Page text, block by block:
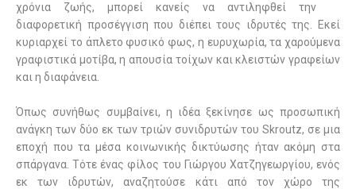
χρόνια ζωής, μπορεί κανείς να αντιληφθεί την
διαφορετική προσέγγιση που διέπει τους ιδρυτές της. Εκεί
κυριαρχεί το άπλετο φυσικό φως, η ευρυχωρία, τα χαρούμενα
γραφιστικά μοτίβα, η απουσία τοίχων και κλειστών γραφείων
και η διαφάνεια.
Όπως συνήθως συμβαίνει, η ιδέα ξεκίνησε ως προσωπική
ανάγκη των δύο εκ των τριών συνιδρυτών του Skroutz, σε μια
εποχή που τα μέσα κοινωνικής δικτύωσης ήταν ακόμη στα
σπάργανα. Τότε ένας φίλος του Γιώργου Χατζηγεωργίου, ενός
εκ των ιδρυτών, αναζητούσε κάτι από τον χώρο της